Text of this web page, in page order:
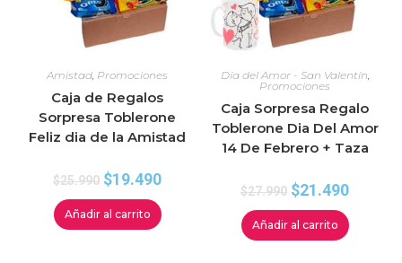
Amistad, Promociones
Caja de Regalos
Sorpresa Toblerone
Feliz dia de la Amistad
$25.990 $19.490
Añadir al carrito
Día del Amor - San Valentín,
Promociones
Caja Sorpresa Regalo
Toblerone Dia Del Amor
14 De Febrero + Taza
$27.990 $21.490
Añadir al carrito